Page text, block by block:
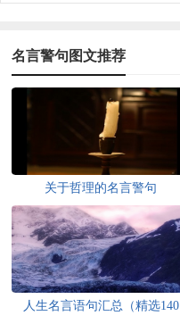
名言警句图文推荐
关于哲理的名言警句
人生名言语句汇总（精选140